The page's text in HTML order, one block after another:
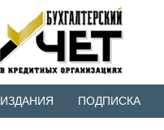
ИЗДАНИЯ ПОДПИСКА